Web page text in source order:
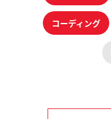
コーディング